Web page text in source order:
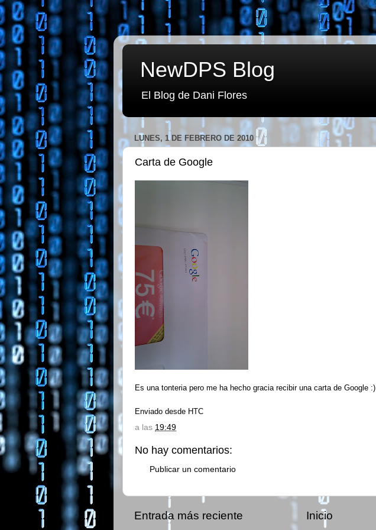
NewDPS Blog
El Blog de Dani Flores
LUNES, 1 DE FEBRERO DE 2010
Carta de Google
Es una tonteria pero me ha hecho gracia recibir una carta de Google :)
Enviado desde HTC
a las 19:49
No hay comentarios:
Publicar un comentario
Entrada más reciente Inicio